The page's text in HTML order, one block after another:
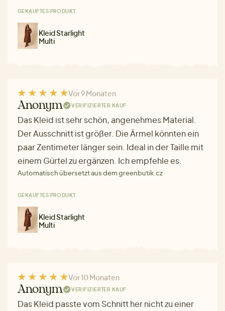
GEKAUFTES PRODUKT
Kleid Starlight
Multi
Vor 9 Monaten
Anonym VERIFIZIERTER KAUF
Das Kleid ist sehr schön, angenehmes Material.
Der Ausschnitt ist größer. Die Ärmel könnten ein
paar Zentimeter länger sein. Ideal in der Taille mit
einem Gürtel zu ergänzen. Ich empfehle es.
Automatisch übersetzt aus dem greenbutik.cz
GEKAUFTES PRODUKT
Kleid Starlight
Multi
Vor 10 Monaten
Anonym VERIFIZIERTER KAUF
Das Kleid passte vom Schnitt her nicht zu einer